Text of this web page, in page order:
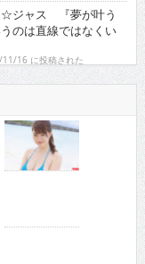
のは直線ではなくい